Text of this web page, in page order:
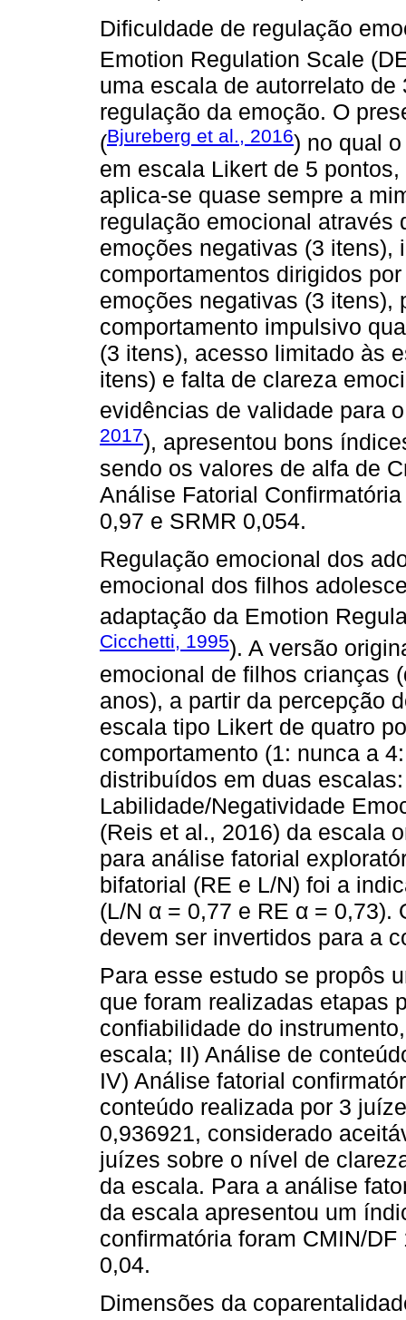
Dificuldade de regulação
Emotion Regulation Scale
uma escala de autorrelato
regulação da emoção. O
(Bjureberg et al., 2016) no qual
em escala Likert de 5
aplica-se quase sempre a
regulação emocional através
emoções negativas (3 itens),
comportamentos dirigidos
emoções negativas (3 itens),
comportamento impulsivo
(3 itens), acesso limitado às
itens) e falta de clareza
evidências de validade para
2017), apresentou bons
sendo os valores de alfa de
Análise Fatorial
0,97 e SRMR 0,054.
Regulação emocional dos
emocional dos filhos
adaptação da Emotion
Cicchetti, 1995). A versão
emocional de filhos crianças
anos), a partir da percepção
escala tipo Likert de quatro
comportamento (1: nunca a
distribuídos em duas
Labilidade/Negatividade
(Reis et al., 2016) da escala
para análise fatorial
bifatorial (RE e L/N) foi a
(L/N α = 0,77 e RE α = 0,73).
devem ser invertidos para a
Para esse estudo se propôs
que foram realizadas etapas
confiabilidade do
escala; II) Análise de
IV) Análise fatorial
conteúdo realizada por 3
0,936921, considerado
juízes sobre o nível de
da escala. Para a análise
da escala apresentou um
confirmatória foram CMIN/
0,04.
Dimensões da